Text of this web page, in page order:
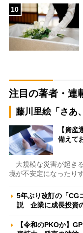
10
注目の著者・連
藤川里絵「さあ
【資
備えて
大規模な災害が起き
境が不安定になったり
5年ぶり改訂の「CG
説 企業に成長投資
【令和のPKOか】